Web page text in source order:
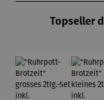
Topseller